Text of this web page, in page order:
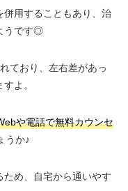
併用することもあり、治
うです◎
ており、左右差があっ
よ。
や電話で無料カウンセ
うか♪
め、自宅から通いやす